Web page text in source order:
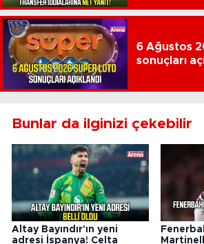
6 Ağustos
sonuçları
Bunlar da ilginizi çekebilir
Altay Bayındır'ın yeni
adresi İspanya! Celta